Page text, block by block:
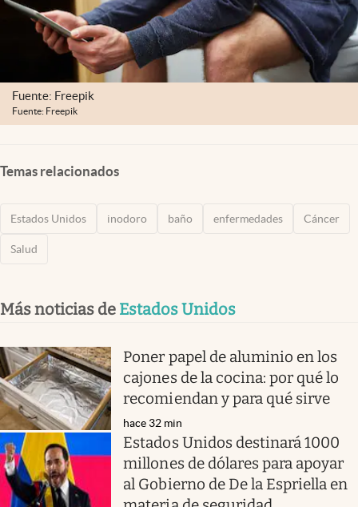
Fuente: Freepik
Fuente: Freepik
Temas relacionados
Estados Unidos inodoro baño enfermedades Cáncer
Salud
Más noticias de Estados Unidos
Poner papel de aluminio en los
cajones de la cocina: por qué lo
recomiendan y para qué sirve
hace 32 min
Estados Unidos destinará 1000
millones de dólares para apoyar
al Gobierno de De la Espriella en